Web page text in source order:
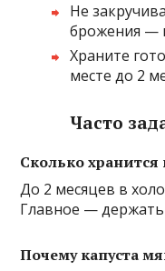
Не
брожения —
Храните
месте до 2
Часто
Сколько хранится
До 2 месяцев в
Главное —
Почему капуста